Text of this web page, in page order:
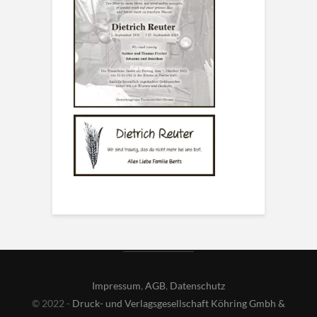
Impressum, AGB, Datenschutz
© 2022 - Druck- und Verlagsgesellschaft Köhring Gmbh &